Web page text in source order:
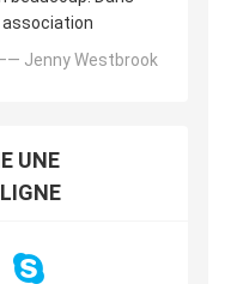
Jenny Westbrook
UNE